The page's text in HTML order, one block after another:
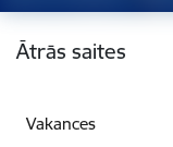
Kājene
Ātrās saites
Vakances